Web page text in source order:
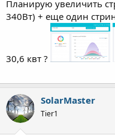
Планирую увеличить
340Вт) + еще один
30,6 квт ?
SolarMaster
Tier1